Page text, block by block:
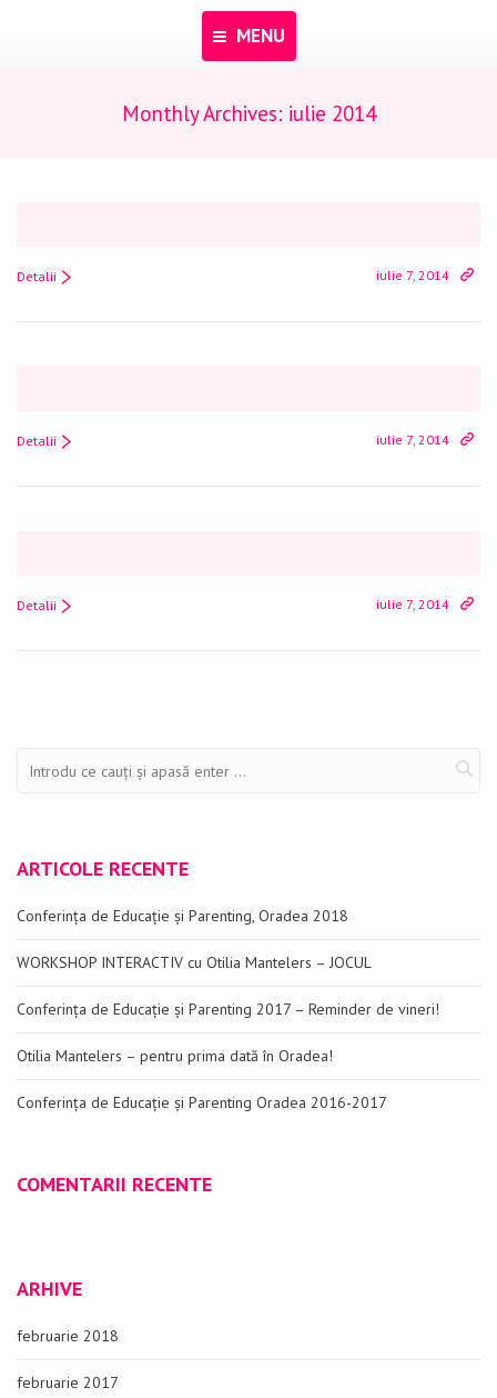
MENU
Acasă
Monthly Archives: iulie 2014
iulie 7, 2014
Detalii
iulie 7, 2014
Detalii
iulie 7, 2014
Detalii
ARTICOLE RECENTE
Conferința de Educație și Parenting, Oradea 2018
WORKSHOP INTERACTIV cu Otilia Mantelers – JOCUL
Conferința de Educație și Parenting 2017 – Reminder de vineri!
Otilia Mantelers – pentru prima dată în Oradea!
Conferința de Educație și Parenting Oradea 2016-2017
COMENTARII RECENTE
ARHIVE
februarie 2018
februarie 2017